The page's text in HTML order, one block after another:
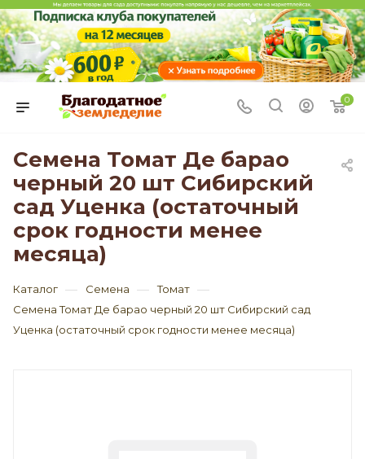
0
Семена Томат Де барао
черный 20 шт Сибирский
сад Уценка (остаточный
срок годности менее
месяца)
Каталог — Семена — Томат —
Семена Томат Де барао черный 20 шт Сибирский сад
Уценка (остаточный срок годности менее месяца)